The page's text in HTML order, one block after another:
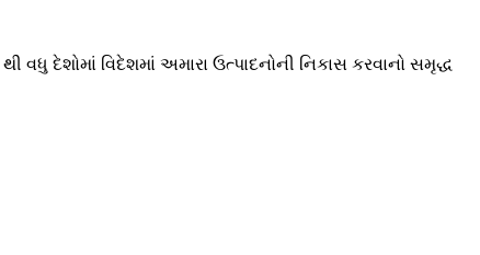
દેશોમાં વિદેશમાં અમારા ઉત્પાદનોની નિકાસ કરવાનો સમૃદ્ધ